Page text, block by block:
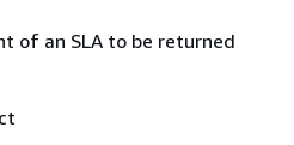
of an SLA to be returned